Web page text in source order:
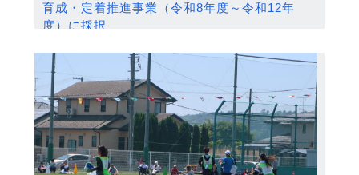
育成・定着推進事業（令和8年度～令和12年
度）に採択